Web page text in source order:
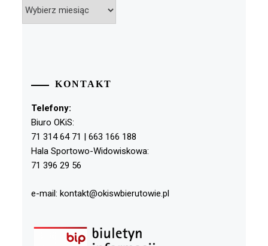
KONTAKT
Telefony:
Biuro OKiS:
71 314 64 71 | 663 166 188
Hala Sportowo-Widowiskowa:
71 396 29 56
e-mail: kontakt@okiswbierutowie.pl